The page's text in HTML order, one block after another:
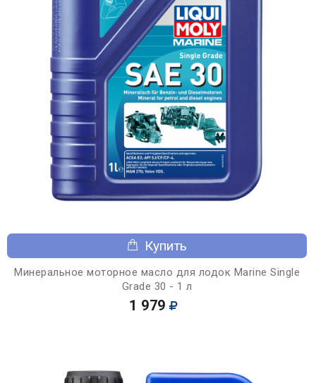
Купить
Минеральное моторное масло для лодок Marine Single
Grade 30 - 1 л
1 979